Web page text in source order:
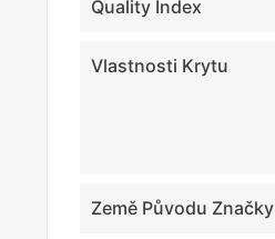
Quality Index
Vlastnosti Krytu
Země Původu Značky